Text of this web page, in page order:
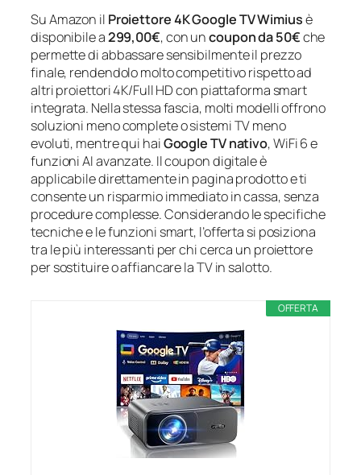
Su Amazon il Proiettore 4K Google TV Wimiusè
disponibile a299,00€, con uncoupon da 50€che
permette di abbassare sensibilmente il prezzo
finale, rendendolo molto competitivo rispetto ad
altri proiettori 4K/Full HD con piattaforma smart
integrata. Nella stessa fascia, molti modelli offrono
soluzioni meno complete o sistemi TV meno
evoluti, mentre qui haiGoogle TV nativo, WiFi 6 e
funzioni AI avanzate. Il coupon digitale è
applicabile direttamente in pagina prodotto e ti
consente un risparmio immediato in cassa, senza
procedure complesse. Considerando le specifiche
tecniche e le funzioni smart, l’offerta si posiziona
tra le più interessanti per chi cerca un proiettore
per sostituire o affiancare la TV in salotto.
OFFERTA